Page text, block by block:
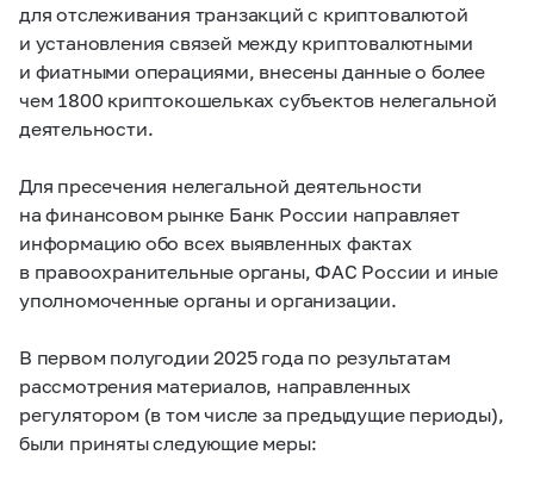
для отслеживания транзакций с криптовалютой
и установления связей между криптовалютными
и фиатными операциями, внесены данные о более
чем 1800 криптокошельках субъектов нелегальной
деятельности.
Для пресечения нелегальной деятельности
на финансовом рынке Банк России направляет
информацию обо всех выявленных фактах
в правоохранительные органы, ФАС России и иные
уполномоченные органы и организации.
В первом полугодии 2025 года по результатам
рассмотрения материалов, направленных
регулятором (в том числе за предыдущие периоды),
были приняты следующие меры: